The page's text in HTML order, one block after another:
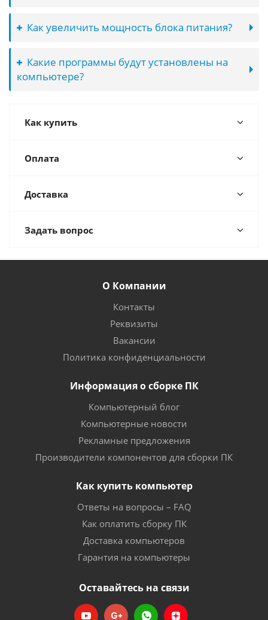
Как увеличить мощность блока питания?
Какие программы будут установлены на
компьютере?
Как купить
Оплата
Доставка
Задать вопрос
О Компании
Контакты
Реквизиты
Вакансии
Политика конфиденциальности
Информация о сборке ПК
Компьютерный блог
Компьютерные новости
Рекламные предложения
Производители компонентов для сборки ПК
Как купить компьютер
Ответы на вопросы – FAQ
Как оплатить сборку ПК
Доставка компьютеров
Гарантия на компьютеры
Оставайтесь на связи